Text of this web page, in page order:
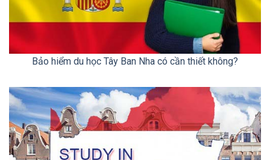
Bảo hiểm du học Tây Ban Nha có cần thiết không?